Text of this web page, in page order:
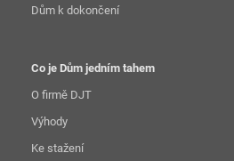
Dům k dokončení
Co je Dům jedním tahem
O firmě DJT
Výhody
Ke stažení